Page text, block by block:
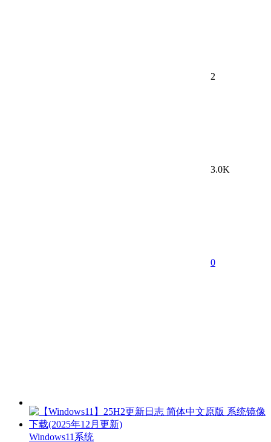
2
3.0K
0
Windows11系统